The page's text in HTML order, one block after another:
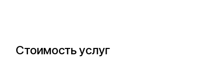
Стоимость услуг